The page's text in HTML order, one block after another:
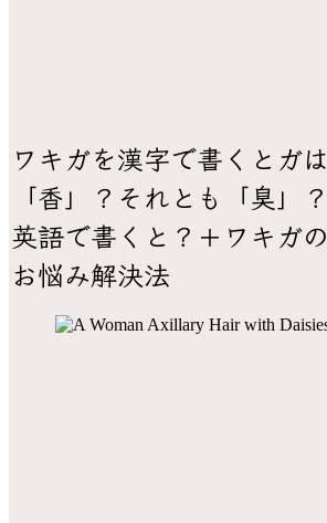
ワキガを漢字で書くとガは
「香」？それとも「臭」？
英語で書くと？＋ワキガの
お悩み解決法